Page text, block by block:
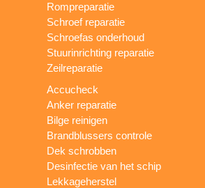
Rompreparatie
Schroef reparatie
Schroefas onderhoud
Stuurinrichting reparatie
Zeilreparatie
Accucheck
Anker reparatie
Bilge reinigen
Brandblussers controle
Dek schrobben
Desinfectie van het schip
Lekkageherstel